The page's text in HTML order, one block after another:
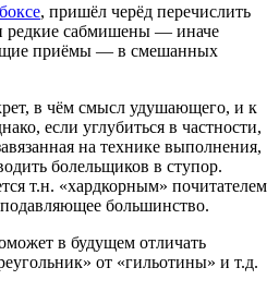
, пришёл черёд перечислить
редкие сабмишены — иначе
приёмы — в смешанных
в чём смысл удушающего, и к
если углубиться в частности,
на технике выполнения,
болельщиков в ступор.
т.н. «хардкорным» почитателем
большинство.
в будущем отличать
от «гильотины» и т.д.